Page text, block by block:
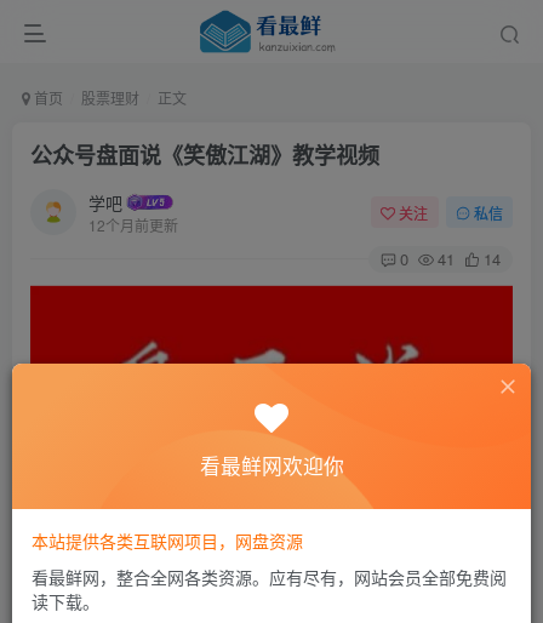
首页 股票理财 正文
公众号盘面说《笑傲江湖》教学视频
学吧
12个月前更新
关注 私信
0 41 14
公众号盘面说《笑傲江湖》教学视频资源简介：
课程目录
看最鲜网欢迎你
本站提供各类互联网项目，网盘资源
看最鲜网，整合全网各类资源。应有尽有，网站会员全部免费阅
读下载。